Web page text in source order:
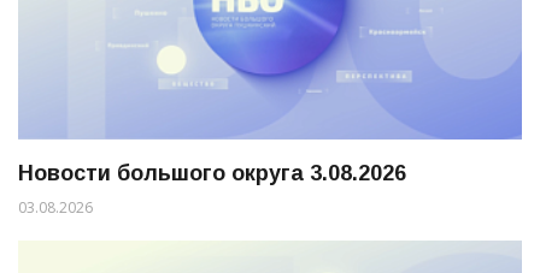
Новости большого округа 3.08.2026
03.08.2026